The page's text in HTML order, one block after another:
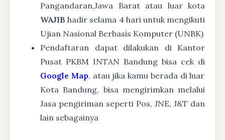
Pangandaran,Jawa Barat atau luar kota
WAJIB hadir selama 4 hari untuk mengikuti
Ujian Nasional Berbasis Komputer (UNBK)
Pendaftaran dapat dilakukan di Kantor
Pusat PKBM INTAN Bandung bisa cek di
Google Map, atau jika kamu berada di luar
Kota Bandung, bisa mengirimkan melalui
Jasa pengiriman seperti Pos, JNE, J&T dan
lain sebagainya